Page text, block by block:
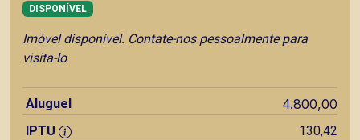
DISPONÍVEL
Imóvel disponível. Contate-nos pessoalmente para
visita-lo
Aluguel 4.800,00
IPTU
130,42